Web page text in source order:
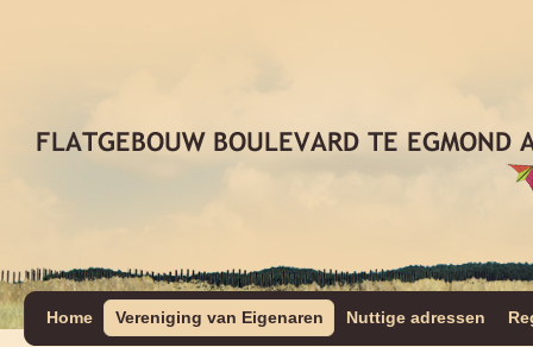
Home Vereniging van Eigenaren Nuttige adressen